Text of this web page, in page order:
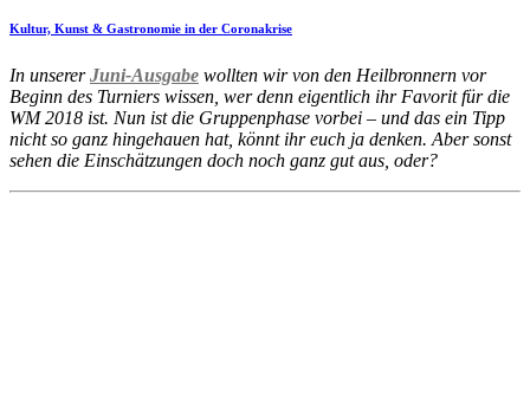
Kultur, Kunst & Gastronomie in der Coronakrise
In unsererJuni-Ausgabe wollten wir von den Heilbronnern vor
Beginn des Turniers wissen, wer denn eigentlich ihr Favorit für die
WM 2018 ist. Nun ist die Gruppenphase vorbei – und das ein Tipp
nicht so ganz hingehauen hat, könnt ihr euch ja denken. Aber sonst
sehen die Einschätzungen doch noch ganz gut aus, oder?